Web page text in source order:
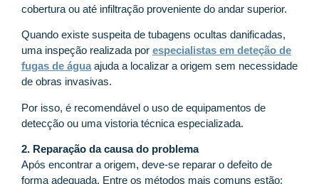
cobertura ou até infiltração proveniente do andar superior.
Quando existe suspeita de tubagens ocultas danificadas,
uma inspeção realizada por especialistas em deteção de
fugas de águaajuda a localizar a origem sem necessidade
de obras invasivas.
Por isso, é recomendável o uso de equipamentos de
detecção ou uma vistoria técnica especializada.
2. Reparação da causa do problema
Após encontrar a origem, deve-se reparar o defeito de
forma adequada. Entre os métodos mais comuns estão: